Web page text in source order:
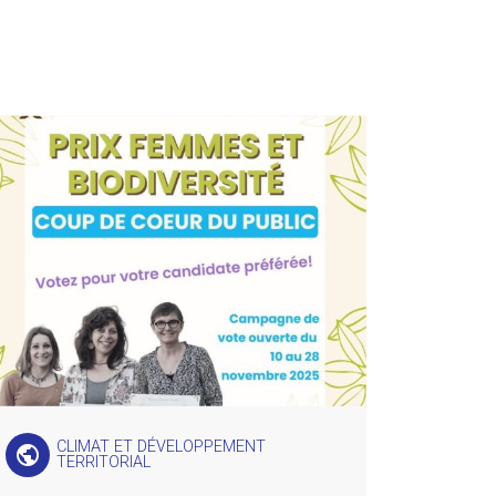
public
CLIMAT ET DÉVELOPPEMENT
TERRITORIAL